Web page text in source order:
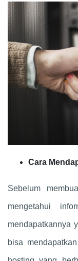
Cara
Sebelum
mengetahui
mendapatkannya
bisa